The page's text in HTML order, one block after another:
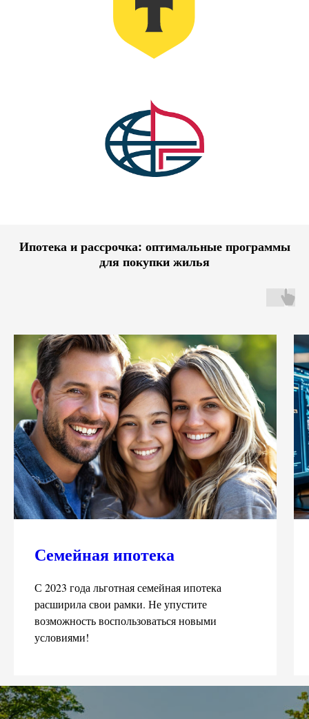
Ипотека и рассрочка: оптимальные программы
для покупки жилья
Семейная ипотека
С 2023 года льготная семейная ипотека
расширила свои рамки. Не упустите
возможность воспользоваться новыми
условиями!